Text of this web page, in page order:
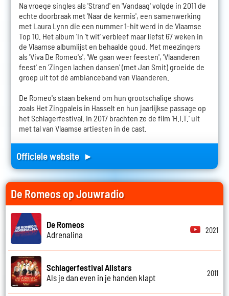
Na vroege singles als 'Strand' en 'Vandaag' volgde in 2011 de
echte doorbraak met 'Naar de kermis', een samenwerking
met Laura Lynn die een nummer 1-hit werd in de Vlaamse
Top 10. Het album 'In ’t wit' verbleef maar liefst 67 weken in
de Vlaamse albumlijst en behaalde goud. Met meezingers
als 'Viva De Romeo's', 'We gaan weer feesten', 'Vlaanderen
feest' en 'Zingen lachen dansen' (met Jan Smit) groeide de
groep uit tot dé ambianceband van Vlaanderen.
De Romeo's staan bekend om hun grootschalige shows
zoals Het Zingpaleis in Hasselt en hun jaarlijkse passage op
het Schlagerfestival. In 2017 brachten ze de film 'H.I.T.' uit
met tal van Vlaamse artiesten in de cast.
Officiele website ►
De Romeos op Jouwradio
De Romeos
Adrenalina
2021
Schlagerfestival Allstars
Als je dan even in je handen klapt
2011